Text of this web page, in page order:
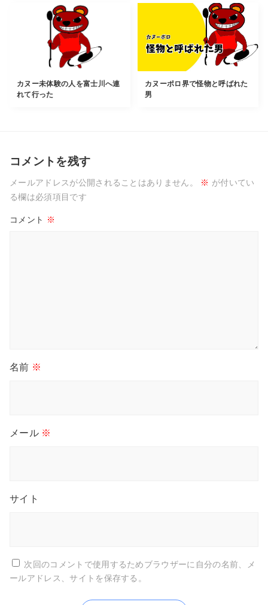
カヌー未体験の人を富士川へ連
れて行った
カヌーポロ界で怪物と呼ばれた
男
コメントを残す
メールアドレスが公開されることはありません。 ※ が付いてい
る欄は必須項目です
コメント ※
名前 ※
メール ※
サイト
次回のコメントで使用するためブラウザーに自分の名前、メ
ールアドレス、サイトを保存する。